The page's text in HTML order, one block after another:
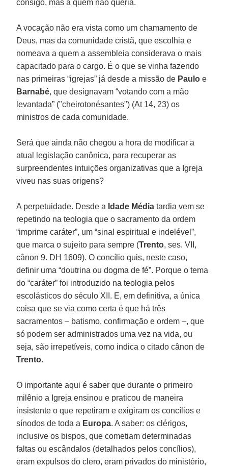
consigo, mas a quem não queria.
A vocação não era vista como um chamamento de
Deus, mas da comunidade cristã, que escolhia e
nomeava a quem a assembleia considerava o mais
capacitado para o cargo. É o que se vinha fazendo
nas primeiras “igrejas” já desde a missão de Paulo e
Barnabé, que designavam “votando com a mão
levantada” ("cheirotonésantes") (At 14, 23) os
ministros de cada comunidade.
Será que ainda não chegou a hora de modificar a
atual legislação canônica, para recuperar as
surpreendentes intuições organizativas que a Igreja
viveu nas suas origens?
A perpetuidade. Desde a Idade Média tardia vem se
repetindo na teologia que o sacramento da ordem
“imprime caráter”, um “sinal espiritual e indelével”,
que marca o sujeito para sempre (Trento, ses. VII,
cânon 9. DH 1609). O concílio quis, neste caso,
definir uma “doutrina ou dogma de fé”. Porque o tema
do “caráter” foi introduzido na teologia pelos
escolásticos do século XII. E, em definitiva, a única
coisa que se via como certa é que há três
sacramentos – batismo, confirmação e ordem –, que
só podem ser administrados uma vez na vida, ou
seja, são irrepetíveis, como indica o citado cânon de
Trento.
O importante aqui é saber que durante o primeiro
milênio a Igreja ensinou e praticou de maneira
insistente o que repetiram e exigiram os concílios e
sínodos de toda a Europa. A saber: os clérigos,
inclusive os bispos, que cometiam determinadas
faltas ou escândalos (detalhados pelos concílios),
eram expulsos do clero, eram privados do ministério,